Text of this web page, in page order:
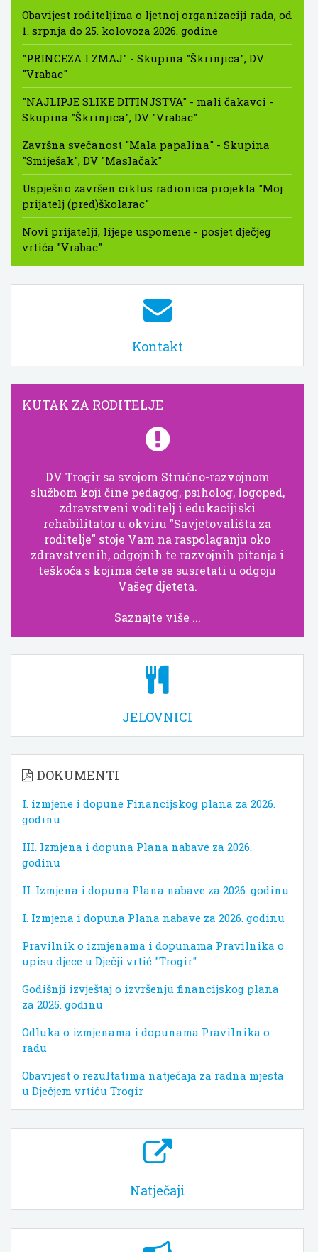
Obavijest roditeljima o ljetnoj organizaciji rada, od
1. srpnja do 25. kolovoza 2026. godine
"PRINCEZA I ZMAJ" - Skupina "Škrinjica", DV
"Vrabac"
"NAJLIPJE SLIKE DITINJSTVA" - mali čakavci -
Skupina "Škrinjica", DV "Vrabac"
Završna svečanost "Mala papalina" - Skupina
"Smiješak", DV "Maslačak"
Uspješno završen ciklus radionica projekta "Moj
prijatelj (pred)školarac"
Novi prijatelji, lijepe uspomene - posjet dječjeg
vrtića "Vrabac"
Kontakt
KUTAK ZA RODITELJE
DV Trogir sa svojom Stručno-razvojnom
službom koji čine pedagog, psiholog, logoped,
zdravstveni voditelj i edukacijiski
rehabilitator u okviru "Savjetovališta za
roditelje" stoje Vam na raspolaganju oko
zdravstvenih, odgojnih te razvojnih pitanja i
teškoća s kojima ćete se susretati u odgoju
Vašeg djeteta.
Saznajte više ...
JELOVNICI
DOKUMENTI
I. izmjene i dopune Financijskog plana za 2026.
godinu
III. Izmjena i dopuna Plana nabave za 2026.
godinu
II. Izmjena i dopuna Plana nabave za 2026. godinu
I. Izmjena i dopuna Plana nabave za 2026. godinu
Pravilnik o izmjenama i dopunama Pravilnika o
upisu djece u Dječji vrtić "Trogir"
Godišnji izvještaj o izvršenju financijskog plana
za 2025. godinu
Odluka o izmjenama i dopunama Pravilnika o
radu
Obavijest o rezultatima natječaja za radna mjesta
u Dječjem vrtiću Trogir
Natječaji